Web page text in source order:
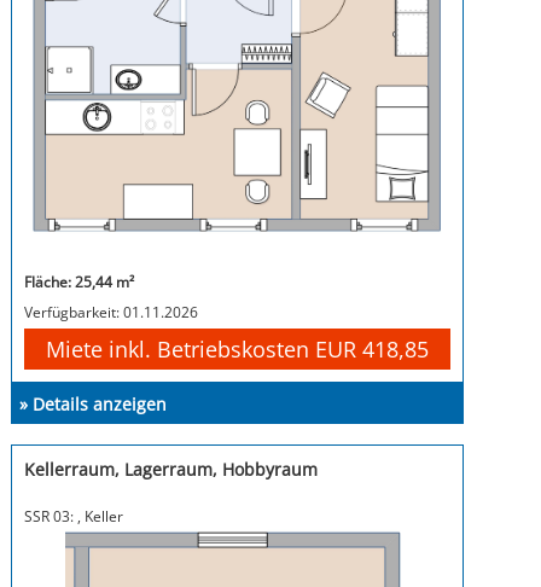
Fläche: 25,44 m²
Verfügbarkeit: 01.11.2026
Miete inkl. Betriebskosten EUR 418,85
» Details anzeigen
Kellerraum, Lagerraum, Hobbyraum
SSR 03: , Keller